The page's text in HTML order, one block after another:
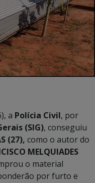
a Polícia Civil, por
(SIG), conseguiu
(27), como o autor do
MELQUIADES
o material
por furto e